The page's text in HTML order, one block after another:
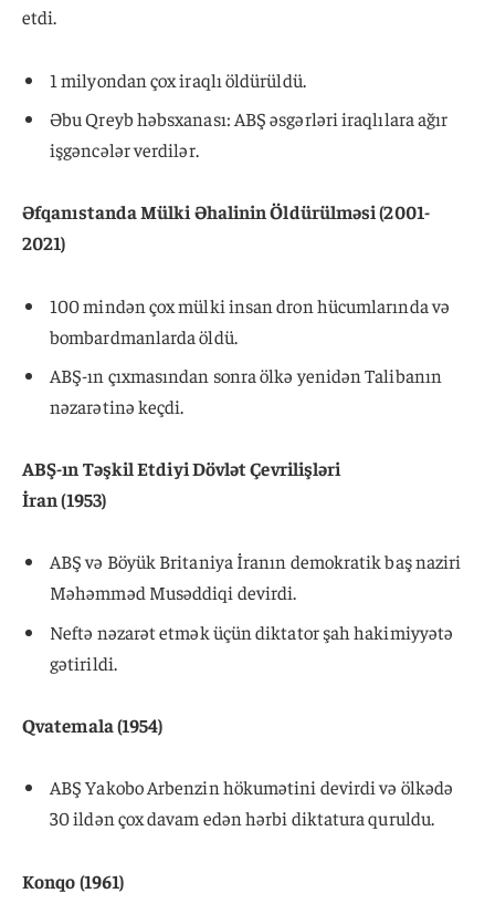
etdi.
1 milyondan çox iraqlı öldürüldü.
Əbu Qreyb həbsxanası: ABŞ əsgərləri iraqlılara ağır
işgəncələr verdilər.
Əfqanıstanda Mülki Əhalinin Öldürülməsi (2001-
2021)
100 mindən çox mülki insan dron hücumlarında və
bombardmanlarda öldü.
ABŞ-ın çıxmasından sonra ölkə yenidən Talibanın
nəzarətinə keçdi.
ABŞ-ın Təşkil Etdiyi Dövlət Çevrilişləri
İran (1953)
ABŞ və Böyük Britaniya İranın demokratik baş naziri
Məhəmməd Musəddiqi devirdi.
Neftə nəzarət etmək üçün diktator şah hakimiyyətə
gətirildi.
Qvatemala (1954)
ABŞ Yakobo Arbenzin hökumətini devirdi və ölkədə
30 ildən çox davam edən hərbi diktatura quruldu.
Konqo (1961)